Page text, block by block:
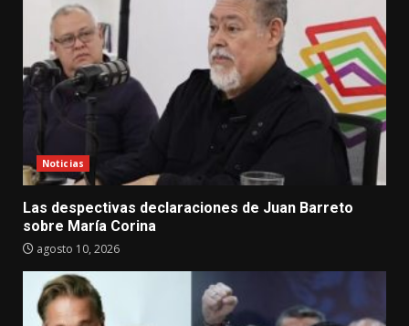
Noticias
Las despectivas declaraciones de Juan Barreto
sobre María Corina
agosto 10, 2026